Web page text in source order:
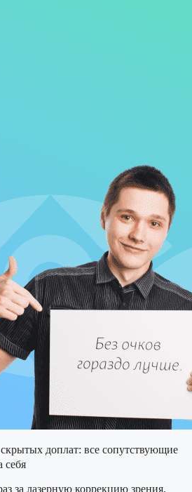
доплат: все сопутствующие
себя
за лазерную коррекцию зрения,